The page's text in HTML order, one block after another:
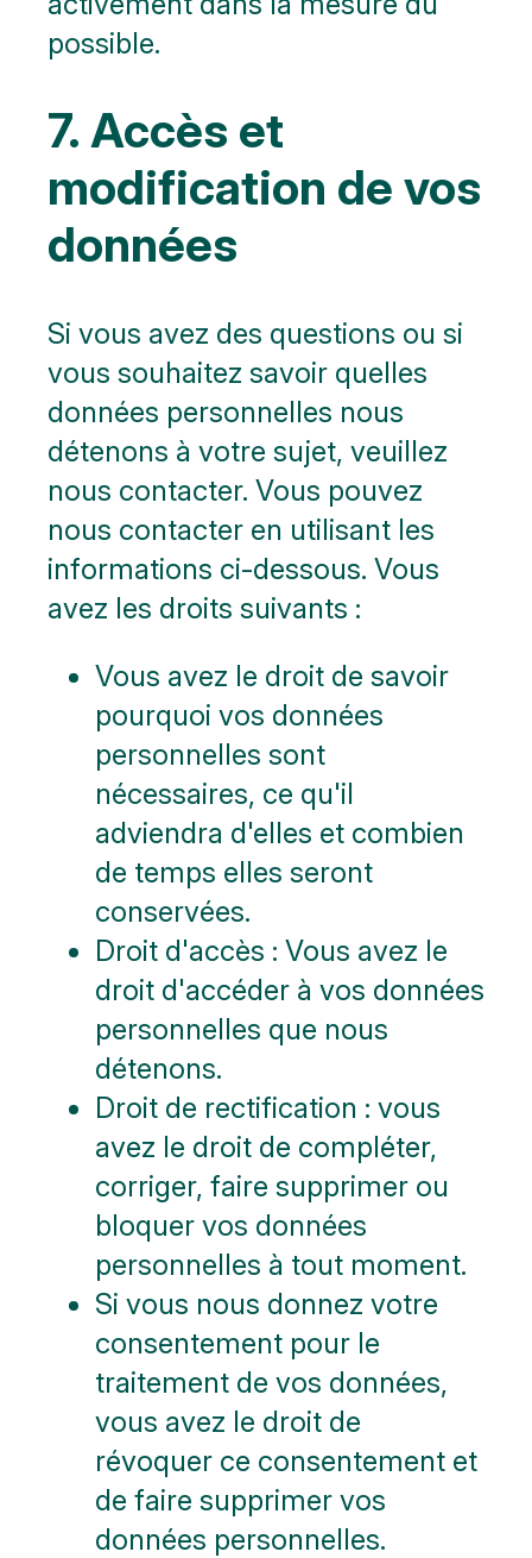
possible.
7. Accès et
modification de vos
données
Si vous avez des questions ou si
vous souhaitez savoir quelles
données personnelles nous
détenons à votre sujet, veuillez
nous contacter. Vous pouvez
nous contacter en utilisant les
informations ci-dessous. Vous
avez les droits suivants :
Vous avez le droit de savoir
pourquoi vos données
personnelles sont
nécessaires, ce qu'il
adviendra d'elles et combien
de temps elles seront
conservées.
Droit d'accès : Vous avez le
droit d'accéder à vos données
personnelles que nous
détenons.
Droit de rectification : vous
avez le droit de compléter,
corriger, faire supprimer ou
bloquer vos données
personnelles à tout moment.
Si vous nous donnez votre
consentement pour le
traitement de vos données,
vous avez le droit de
révoquer ce consentement et
de faire supprimer vos
données personnelles.